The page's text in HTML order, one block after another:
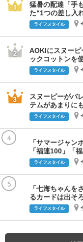
猛暑の配達「手
た“1つの差し入
ライフスタイル
AOKIにスヌーピ
ックコットンを
ライフスタイル
スヌーピーがバ
テムがあまりに
ライフスタイル
4
「サマージャン
「福連100」「
ライフスタイル
5
「七海ちゃんを
るカードは出そ
ライフスタイル